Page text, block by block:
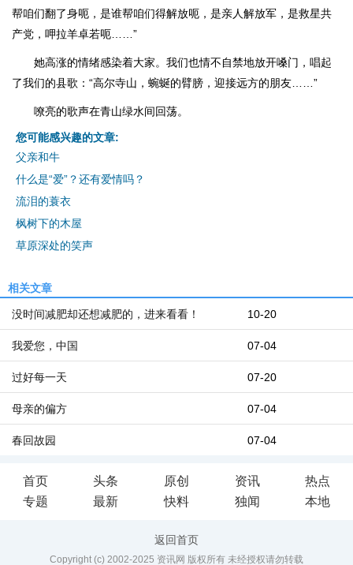
帮咱们翻了身呃，是谁帮咱们得解放呃，是亲人解放军，是救星共
产党，呷拉羊卓若呃……”
她高涨的情绪感染着大家。我们也情不自禁地放开嗓门，唱起
了我们的县歌：“高尔寺山，蜿蜒的臂膀，迎接远方的朋友……”
嘹亮的歌声在青山绿水间回荡。
您可能感兴趣的文章:
父亲和牛
什么是“爱”？还有爱情吗？
流泪的蓑衣
枫树下的木屋
草原深处的笑声
相关文章
10-20
没时间减肥却还想减肥的，进来看看！
07-04
我爱您，中国
07-20
过好每一天
07-04
母亲的偏方
07-04
春回故园
首页 头条 原创 资讯
热点
专题
最新 快料 独闻 本地
返回首页
Copyright (c) 2002-2025 资讯网 版权所有 未经授权请勿转载